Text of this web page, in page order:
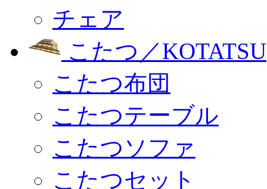
チェア
こたつ／KOTATSU
こたつ布団
こたつテーブル
こたつソファ
こたつセット